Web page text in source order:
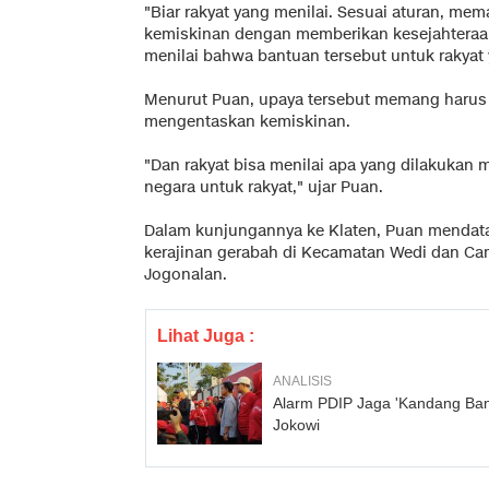
"Biar rakyat yang menilai. Sesuai aturan,
kemiskinan dengan memberikan
menilai bahwa bantuan tersebut untuk
Menurut Puan, upaya tersebut memang
mengentaskan kemiskinan.
"Dan rakyat bisa menilai apa yang dilakukan
negara untuk rakyat," ujar Puan.
Dalam kunjungannya ke Klaten, Puan
kerajinan gerabah di Kecamatan Wedi dan
Jogonalan.
Lihat Juga :
ANALISIS
Alarm PDIP Jaga 'Kandang
Jokowi